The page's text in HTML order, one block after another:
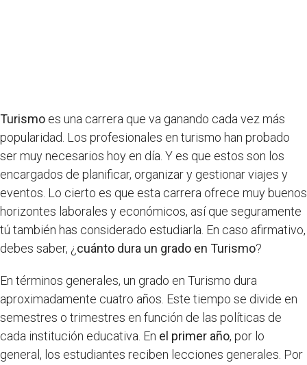
Turismo es una carrera que va ganando cada vez más
popularidad. Los profesionales en turismo han probado
ser muy necesarios hoy en día. Y es que estos son los
encargados de planificar, organizar y gestionar viajes y
eventos. Lo cierto es que esta carrera ofrece muy buenos
horizontes laborales y económicos, así que seguramente
tú también has considerado estudiarla. En caso afirmativo,
debes saber, ¿ cuánto dura un grado en Turismo?
En términos generales, un grado en Turismo dura
aproximadamente cuatro años. Este tiempo se divide en
semestres o trimestres en función de las políticas de
cada institución educativa. En el primer año, por lo
general, los estudiantes reciben lecciones generales. Por